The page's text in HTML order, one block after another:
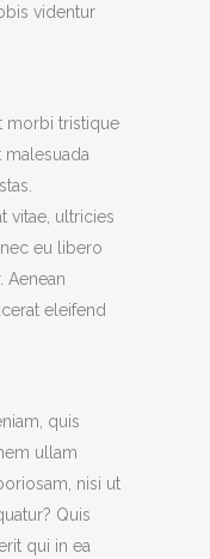
videntur
morbi tristique
malesuada
vitae, ultricies
eu libero
Aenean
eleifend
quis
ullam
nisi ut
Quis
qui in ea